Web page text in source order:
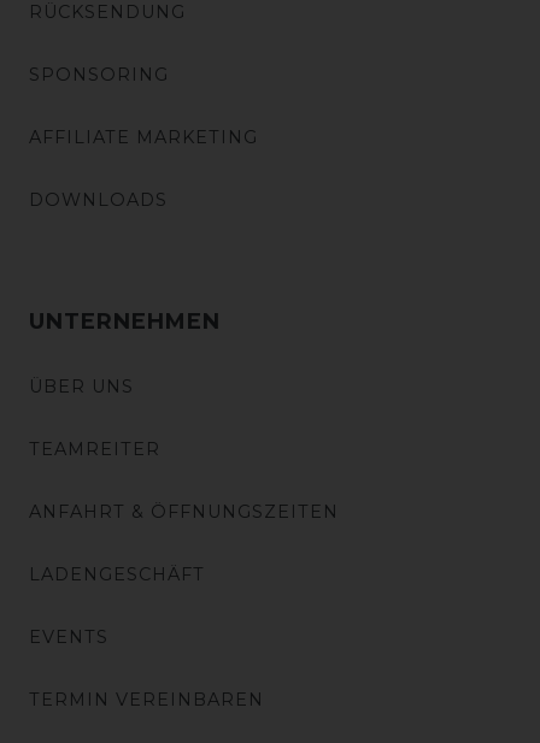
RÜCKSENDUNG
SPONSORING
AFFILIATE MARKETING
DOWNLOADS
UNTERNEHMEN
ÜBER UNS
TEAMREITER
ANFAHRT & ÖFFNUNGSZEITEN
LADENGESCHÄFT
EVENTS
TERMIN VEREINBAREN